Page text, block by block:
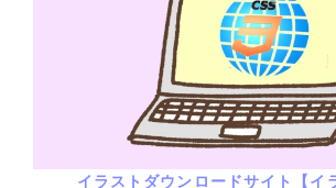
イラストダウンロードサイト【イ